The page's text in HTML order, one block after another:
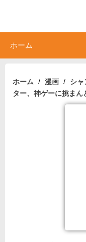
ホーム
ホーム 漫画
シャ
ター、神ゲーに挑まん